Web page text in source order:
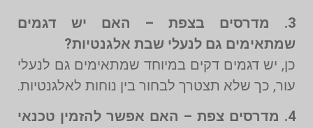
3. מדרסים בצפת – האם יש דגמים
שמתאימים גם לנעלי שבת אלגנטיות?
כן, יש דגמים דקים במיוחד שמתאימים גם לנעלי
עור, כך שלא תצטרך לבחור בין נוחות לאלגנטיות.
4. מדרסים צפת – האם אפשר להזמין טכנאי